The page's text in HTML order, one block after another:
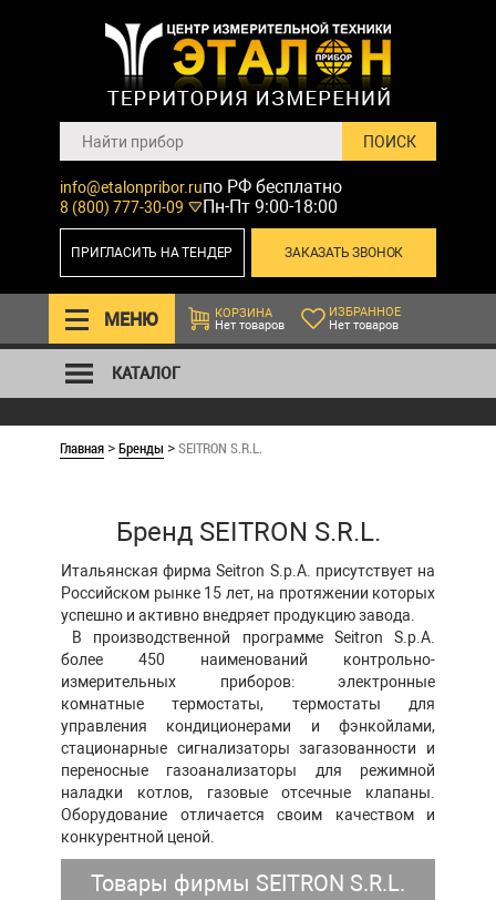
info@etalonpribor.ru
8 (800) 777-30-09
по РФ бесплатно
Пн-Пт 9:00-18:00
ЗАКАЗАТЬ ЗВОНОК
ПРИГЛАСИТЬ НА ТЕНДЕР
МЕНЮ
КОРЗИНА
Нет товаров
ИЗБРАННОЕ
Нет товаров
КАТАЛОГ
Главная >Бренды >SEITRON S.R.L.
Бренд SEITRON S.R.L.
Итальянская фирмаSeitron S. p. A. присутствует на
Российском рынке 15 лет, на протяжении которых
успешно и активно внедряет продукцию завода.
В производственной программе Seitron S p .A
более 450 наименований контрольно-
измерительных приборов: электронные
комнатные термостаты, термостаты для
управления кондиционерами и фэнкойлами,
стационарные сигнализаторы загазованности и
переносные газоанализаторы для режимной
наладки котлов, газовые отсечные клапаны.
Оборудование отличается своим качеством и
конкурентной ценой.
Товары фирмы SEITRON S.R.L.